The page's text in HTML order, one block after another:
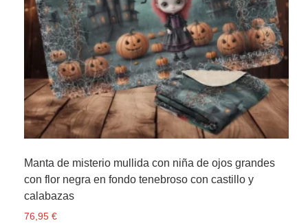
Manta de misterio mullida con niña de ojos grandes
con flor negra en fondo tenebroso con castillo y
calabazas
76,95€